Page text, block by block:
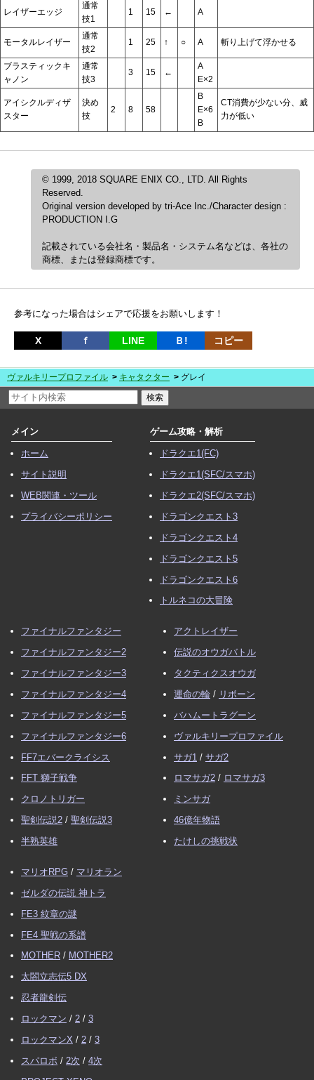
レイザーエッジ
通常
技1
1 15 ← A
モータルレイザー
通常
技2
1 25 ↑ ○ A 斬り上げて浮かせる
ブラスティックキ
ャノン
通常
技3
3 15 ←
A
E×2
アイシクルディザ
スター
決め
技
2 8 58
B
E×6
B
CT消費が少ない分、威
力が低い
© 1999, 2018 SQUARE ENIX CO., LTD. All Rights
Reserved.
Original version developed by tri-Ace Inc./Character design :
PRODUCTION I.G
記載されている会社名・製品名・システム名などは、各社の
商標、または登録商標です。
参考になった場合はシェアで応援をお願いします！
X ｆ LINE Ｂ! コピー
ヴァルキリープロファイル キャタクター グレイ
メイン
ホーム
サイト説明
WEB関連・ツール
プライバシーポリシー
ゲーム攻略・解析
ドラクエ1(FC)
ドラクエ1(SFC/スマホ)
ドラクエ2(SFC/スマホ)
ドラゴンクエスト3
ドラゴンクエスト4
ドラゴンクエスト5
ドラゴンクエスト6
トルネコの大冒険
ファイナルファンタジー
ファイナルファンタジー2
ファイナルファンタジー3
ファイナルファンタジー4
ファイナルファンタジー5
ファイナルファンタジー6
FF7エバークライシス
FFT 獅子戦争
クロノトリガー
聖剣伝説2 / 聖剣伝説3
半熟英雄
アクトレイザー
伝説のオウガバトル
タクティクスオウガ
運命の輪 / リボーン
バハムートラグーン
ヴァルキリープロファイル
サガ1 / サガ2
ロマサガ2 / ロマサガ3
ミンサガ
46億年物語
たけしの挑戦状
マリオRPG / マリオラン
ゼルダの伝説 神トラ
FE3 紋章の謎
FE4 聖戦の系譜
MOTHER / MOTHER2
太閤立志伝5 DX
忍者龍剣伝
ロックマン / 2 / 3
ロックマンX / 2 / 3
スパロボ / 2次 / 4次